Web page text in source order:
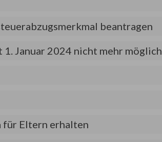
beantragen
Januar 2024 nicht mehr möglich
für Eltern erhalten